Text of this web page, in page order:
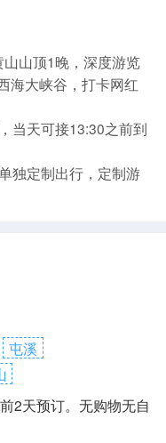
山顶1晚，深度游览
海大峡谷，打卡网红
当天可接13:30之前到
独定制出行，定制游
屯溪
2天预订。无购物无自